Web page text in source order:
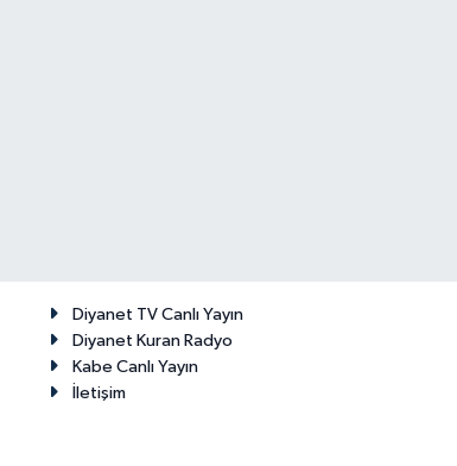
Diyanet TV Canlı Yayın
Diyanet Kuran Radyo
Kabe Canlı Yayın
İletişim